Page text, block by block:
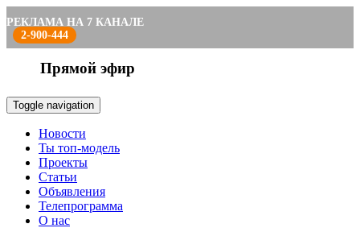
РЕКЛАМА НА 7 КАНАЛЕ
2-900-444
Прямой эфир
Toggle navigation
Новости
Ты топ-модель
Проекты
Статьи
Объявления
Телепрограмма
О нас